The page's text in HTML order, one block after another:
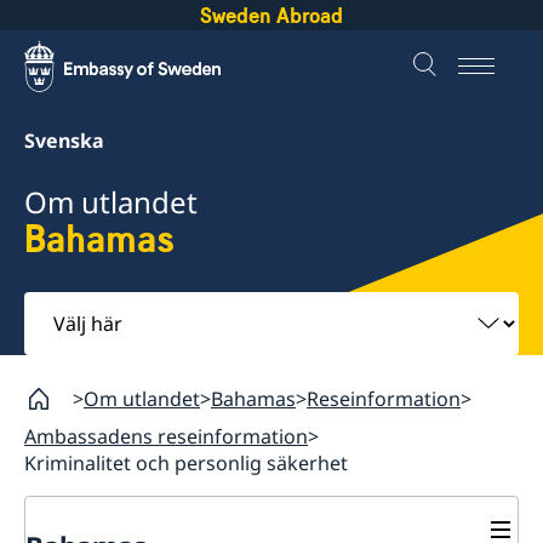
Sweden Abroad
Svenska
Om utlandet
Bahamas
Välj
här
Om utlandet Bahamas Reseinformation
Ambassadens reseinformation
Kriminalitet och personlig säkerhet